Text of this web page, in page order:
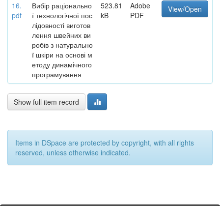
16.
pdf
Вибір раціонально
ї технологічної пос
лідовності виготов
лення швейних ви
робів з натурально
ї шкіри на основі м
етоду динамічного
програмування
523.81
kB
Adobe
PDF
View/Open
Show full item record
Items in DSpace are protected by copyright, with all rights
reserved, unless otherwise indicated.